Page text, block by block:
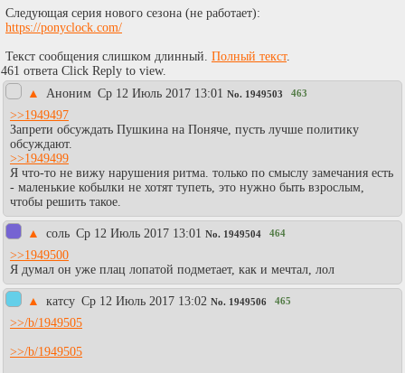
Следующая серия нового сезона (не работает):
https://ponyclock.com/
Текст сообщения слишком длинный. Полный текст.
461 ответа Click Reply to view.
▲
Аноним Ср 12 Июль 2017 13:01 No. 1949503 463
>>1949497
Запрети обсуждать Пушкина на Поняче, пусть лучше политику
обсуждают.
>>1949499
Я что-то не вижу нарушения ритма. только по смыслу замечания есть
- маленькие кобылки не хотят тупеть, это нужно быть взрослым,
чтобы решить такое.
▲ соль Ср 12 Июль 2017 13:01 No. 1949504 464
>>1949500
Я думал он уже плац лопатой подметает, как и мечтал, лол
▲ катсу Ср 12 Июль 2017 13:02 No. 1949506 465
>>/b/1949505
>>/b/1949505